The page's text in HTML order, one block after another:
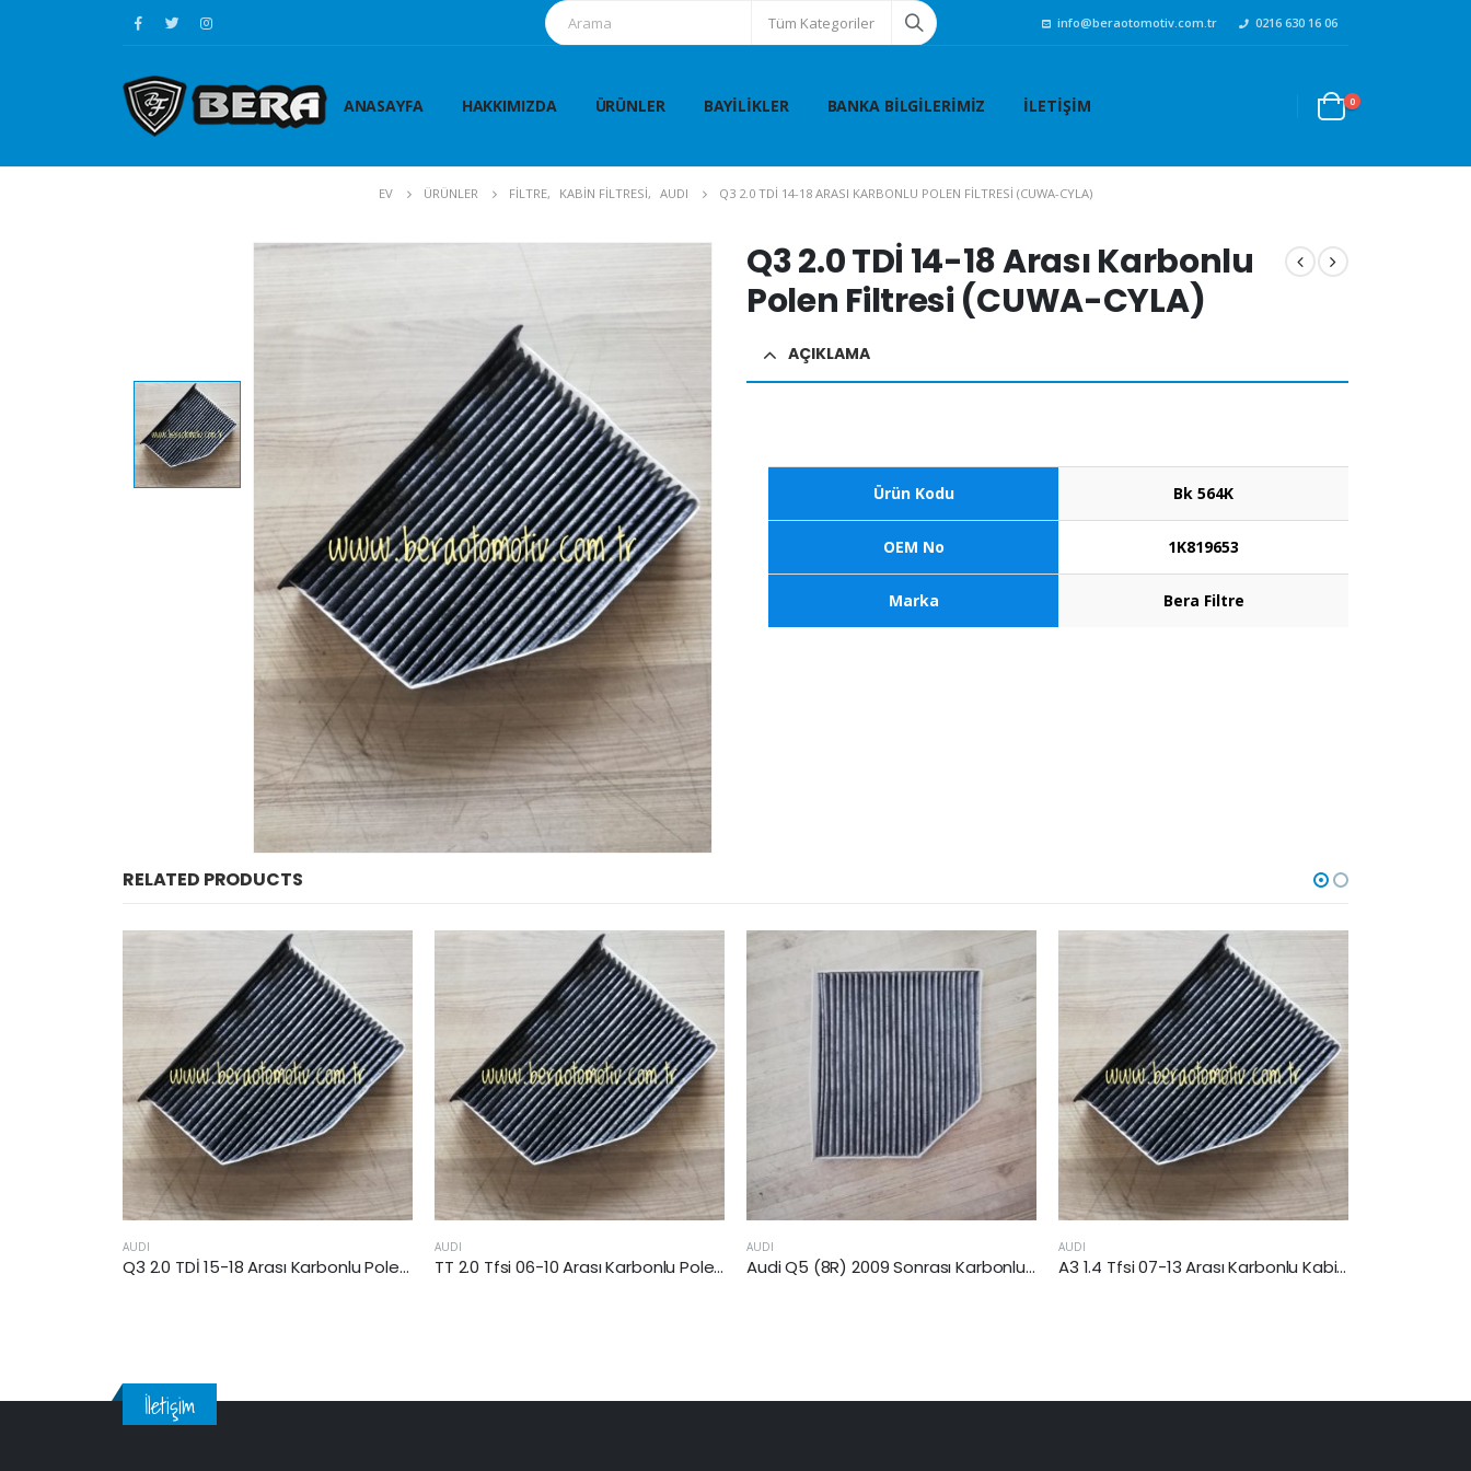
Tüm Kategoriler info@beraotomotiv.com.tr 0216 630 16 06
ANASAYFA HAKKIMIZDA ÜRÜNLER BAYILIKLER BANKA BILGILERIMIZ İLETIŞIM 0
EV ÜRÜNLER FİLTRE, KABİN FİLTRESİ, AUDI Q3 2.0 TDİ 14-18 ARASI KARBONLU POLEN FILTRESI (CUWA-CYLA)
Q3 2.0 TDİ 14-18 Arası Karbonlu
Polen Filtresi (CUWA-CYLA)
AÇIKLAMA
Ürün Kodu Bk 564K
OEM No 1K819653
Marka Bera Filtre
RELATED PRODUCTS
AUDI
Q3 2.0 TDİ 15-18 Arası Karbonlu Polen Filtresi (CUVD)
AUDI
TT 2.0 Tfsi 06-10 Arası Karbonlu Polen Filtresi (BWA-BPY-CCZ-CCT)
AUDI
Audi Q5 (8R) 2009 Sonrası Karbonlu Kabin Filtresi
AUDI
A3 1.4 Tfsi 07-13 Arası Karbonlu Kabin Filtresi (CAX-CMS)
İletişim